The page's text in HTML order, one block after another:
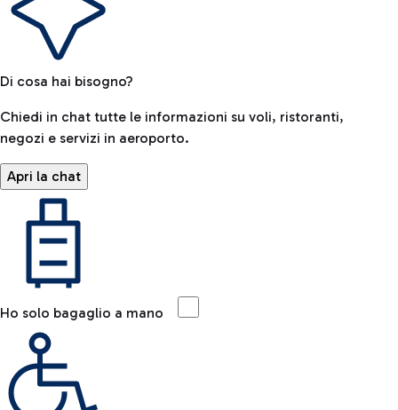
Di cosa hai bisogno?
Chiedi in chat tutte le informazioni su voli, ristoranti,
negozi e servizi in aeroporto.
Apri la chat
Ho solo bagaglio a mano